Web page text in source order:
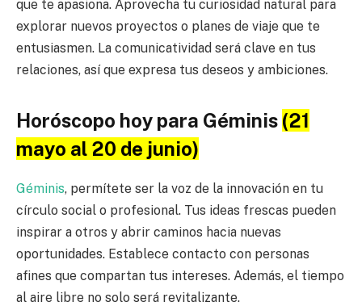
que te apasiona. Aprovecha tu curiosidad natural para
explorar nuevos proyectos o planes de viaje que te
entusiasmen. La comunicatividad será clave en tus
relaciones, así que expresa tus deseos y ambiciones.
Horóscopo hoy para Géminis (21
mayo al 20 de junio)
Géminis, permítete ser la voz de la innovación en tu
círculo social o profesional. Tus ideas frescas pueden
inspirar a otros y abrir caminos hacia nuevas
oportunidades. Establece contacto con personas
afines que compartan tus intereses. Además, el tiempo
al aire libre no solo será revitalizante.